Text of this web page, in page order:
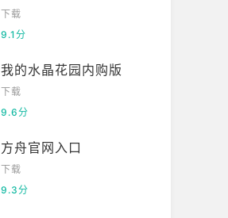
下载
9.1分
我的水晶花园内购版
下载
9.6分
方舟官网入口
下载
9.3分